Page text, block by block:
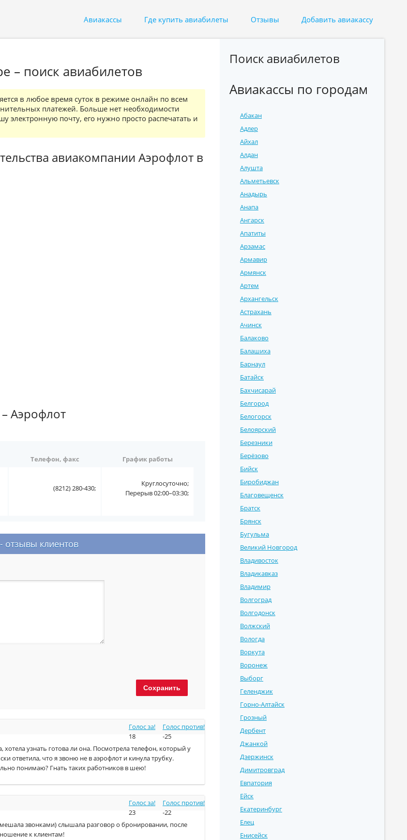
Авиакассы Где купить авиабилеты Отзывы Добавить авиакассу
– поиск авиабилетов
в любое время суток в режиме онлайн по всем
платежей. Больше нет необходимости
электронную почту, его нужно просто распечатать и
авиакомпании Аэрофлот в
Аэрофлот
Телефон, факс График работы
(8212) 280-430;
Круглосуточно;
Перерыв 02:00–03:30;
отзывы клиентов
Голос за!
18
Голос против!
-25
хотела узнать готова ли она. Посмотрела телефон, который у
ответила, что я звоню не в аэрофлот и кинула трубку.
понимаю? Гнать таких работников в шею!
Голос за!
23
Голос против!
-22
звонками) слышала разговор о бронировании, после
к клиентам!
Поиск авиабилетов
Авиакассы по городам
Абакан
Адлер
Айхал
Алдан
Алушта
Альметьевск
Анадырь
Анапа
Ангарск
Апатиты
Арзамас
Армавир
Армянск
Артем
Архангельск
Астрахань
Ачинск
Балаково
Балашиха
Барнаул
Батайск
Бахчисарай
Белгород
Белогорск
Белоярский
Березники
Берёзово
Бийск
Биробиджан
Благовещенск
Братск
Брянск
Бугульма
Великий Новгород
Владивосток
Владикавказ
Владимир
Волгоград
Волгодонск
Волжский
Вологда
Воркута
Воронеж
Выборг
Геленджик
Горно-Алтайск
Грозный
Дербент
Джанкой
Дзержинск
Димитровград
Евпатория
Ейск
Екатеринбург
Елец
Енисейск